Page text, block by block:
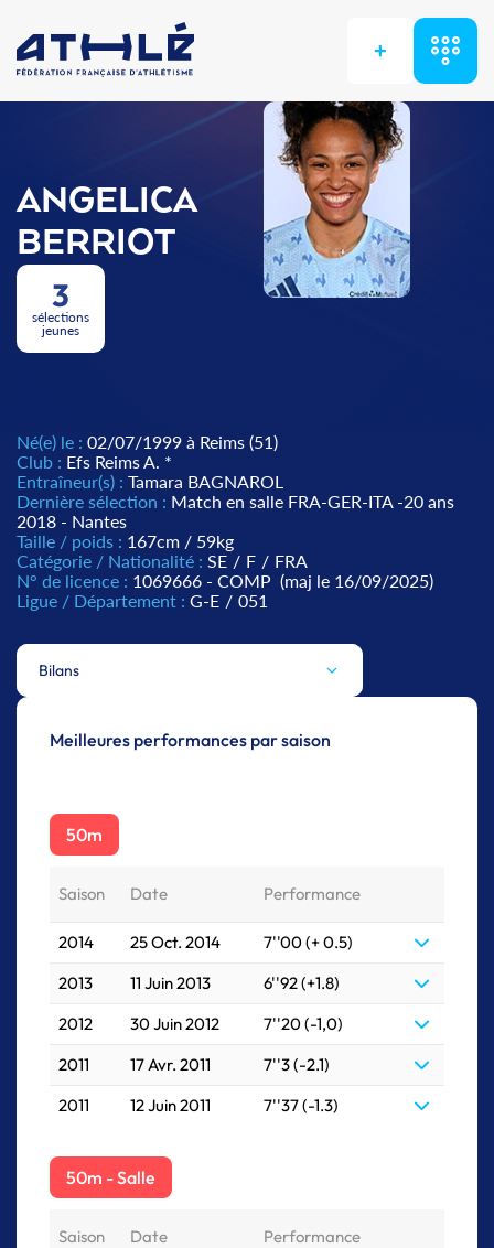
+
ANGELICA
BERRIOT
3
sélections
jeunes
Né(e) le : 02/07/1999 à Reims (51)
Club : Efs Reims A. *
Entraîneur(s) : Tamara BAGNAROL
Dernière sélection : Match en salle FRA-GER-ITA -20 ans
2018 - Nantes
Taille / poids : 167cm / 59kg
Catégorie / Nationalité : SE / F / FRA
N° de licence : 1069666 - COMP (maj le 16/09/2025)
Ligue / Département : G-E / 051
Bilans
Meilleures performances par saison
50m
Saison Date Performance
2014 25 Oct. 2014
7''00 (+ 0.5)
2013
11 Juin 2013
6''92 (+1.8)
2012
30 Juin 2012
7''20 (-1,0)
2011
17 Avr. 2011
7''3 (-2.1)
2011
12 Juin 2011 7''37 (-1.3)
50m - Salle
Saison Date Performance